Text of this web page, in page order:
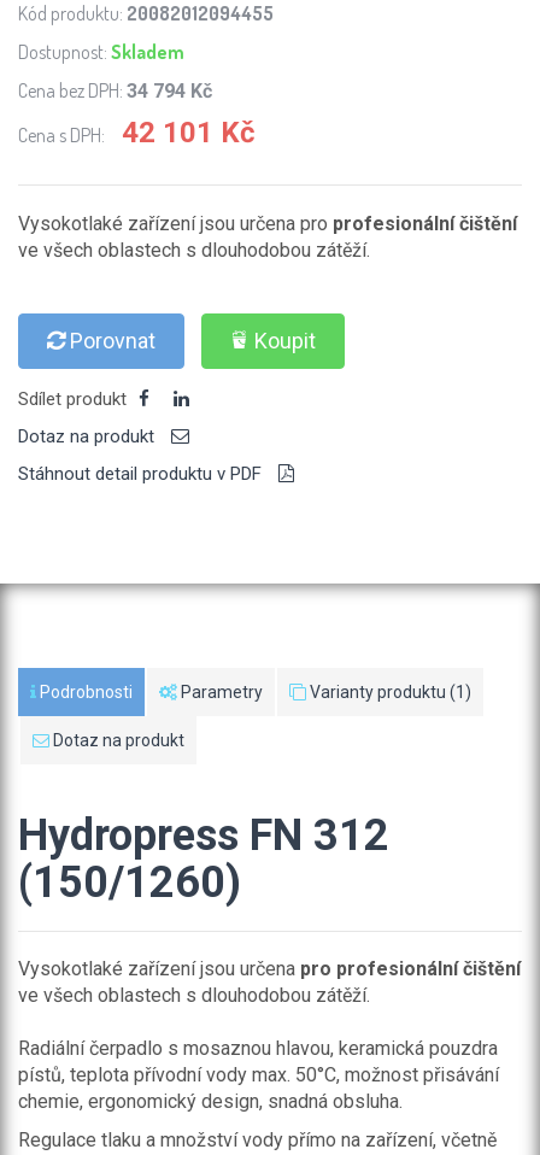
Kód produktu: 20082012094455
Dostupnost: Skladem
Cena bez DPH: 34 794 Kč
Cena s DPH: 42 101 Kč
Vysokotlaké zařízení jsou určena pro profesionální čištění
ve všech oblastech s dlouhodobou zátěží.
Porovnat Koupit
Sdílet produkt
Dotaz na produkt
Stáhnout detail produktu v PDF
Podrobnosti Parametry Varianty produktu (1)
Dotaz na produkt
Hydropress FN 312
(150/1260)
Vysokotlaké zařízení jsou určena pro profesionální čištění
ve všech oblastech s dlouhodobou zátěží.
Radiální čerpadlo s mosaznou hlavou, keramická pouzdra
pístů, teplota přívodní vody max. 50°C, možnost přisávání
chemie, ergonomický design, snadná obsluha.
Regulace tlaku a množství vody přímo na zařízení, včetně